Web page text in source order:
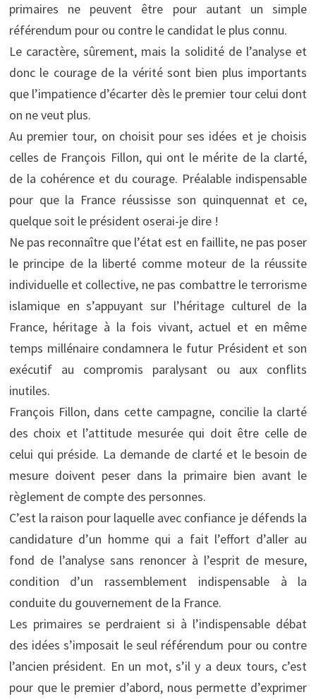
primaires ne peuvent être pour autant un simple
référendum pour ou contre le candidat le plus connu.
Le caractère, sûrement, mais la solidité de l’analyse et
donc le courage de la vérité sont bien plus importants
que l’impatience d’écarter dès le premier tour celui dont
on ne veut plus.
Au premier tour, on choisit pour ses idées et je choisis
celles de François Fillon, qui ont le mérite de la clarté,
de la cohérence et du courage. Préalable indispensable
pour que la France réussisse son quinquennat et ce,
quelque soit le président oserai-je dire !
Ne pas reconnaître que l’état est en faillite, ne pas poser
le principe de la liberté comme moteur de la réussite
individuelle et collective, ne pas combattre le terrorisme
islamique en s’appuyant sur l’héritage culturel de la
France, héritage à la fois vivant, actuel et en même
temps millénaire condamnera le futur Président et son
exécutif au compromis paralysant ou aux conflits
inutiles.
François Fillon, dans cette campagne, concilie la clarté
des choix et l’attitude mesurée qui doit être celle de
celui qui préside. La demande de clarté et le besoin de
mesure doivent peser dans la primaire bien avant le
règlement de compte des personnes.
C’est la raison pour laquelle avec confiance je défends la
candidature d’un homme qui a fait l’effort d’aller au
fond de l’analyse sans renoncer à l’esprit de mesure,
condition d’un rassemblement indispensable à la
conduite du gouvernement de la France.
Les primaires se perdraient si à l’indispensable débat
des idées s’imposait le seul référendum pour ou contre
l’ancien président. En un mot, s’il y a deux tours, c’est
pour que le premier d’abord, nous permette d’exprimer